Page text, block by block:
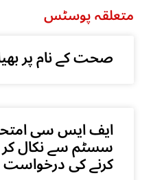
متعلقہ پوسٹس
صحت کے نام پر
ایف ایس سی
سسٹم سے نکال کر
کرنے کی درخواست